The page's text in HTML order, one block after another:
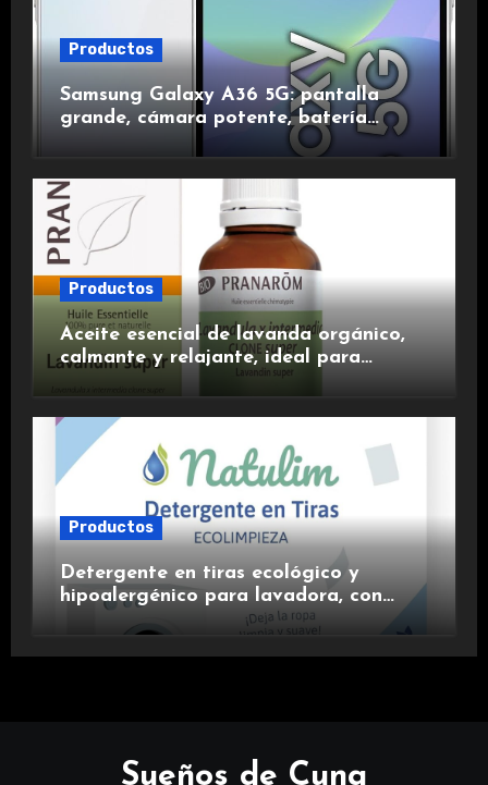
Productos
Samsung Galaxy A36 5G: pantalla
grande, cámara potente, batería
duradera y carga rápida para una
Productos
Aceite esencial de lavanda orgánico,
calmante y relajante, ideal para
Productos
Detergente en tiras ecológico y
hipoalergénico para lavadora, con
suavizante incluido y fragancia de
lavanda.
Sueños de Cuna